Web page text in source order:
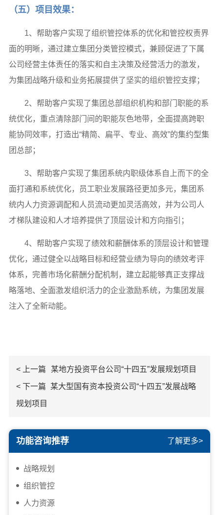
（五）项目效果：
1、帮助客户实现了组织管控体系的优化和管控权责界
面的明晰，通过建立集团分类管控模式，兼顾促进了下属
公司经营主体责任的落实和自主决策及经营活力的激发，
为集团战略升级和业务拓展提供了坚实的组织管控支撑；
2、帮助客户实现了集团总部组织机构和部门职能的系
统优化，重点清除部门间的职能灰色地带，全面提高跨职
能协同效率，打造出“精简、扁平、专业、高效”的集约型集
团总部；
3、帮助客户实现了集团系统内职级体系自上而下的全
面打通和系统优化，员工职业发展路径更加多元，集团系
统内人力资源调配和人员流动更加灵活高效，并为公司人
才梯队建设和人才培养提供了顶层设计和方向指引；
4、帮助客户实现了绩效和薪酬体系的顶层设计和管理
优化，通过健全以战略目标和经营业绩为导向的绩效考评
体系，完善市场化薪酬分配机制，建立起能够真正支撑战
略落地、全面激发组织活力的企业激励系统，为集团发展
注入了全新动能。
< 上一篇 某地方投资平台公司“十四五”发展规划项目
< 下一篇 某大型国有资本投资公司“十四五”发展战略
规划项目
功能咨询推荐 了解更多>
战略规划
组织管控
人力资源